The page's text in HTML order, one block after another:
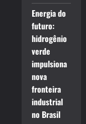
Energia do
futuro:
hidrogênio
verde
impulsiona
nova
fronteira
industrial
no Brasil